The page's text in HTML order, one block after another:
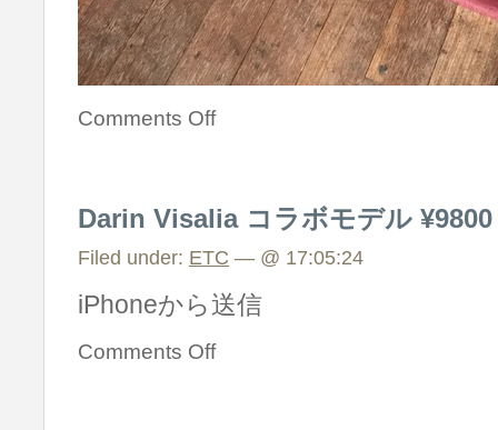
Comments Off
Darin Visalia コラボモデル
Filed under: ETC — @ 17:05:24
iPhoneから送信
Comments Off